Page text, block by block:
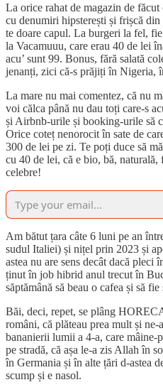
La orice rahat de magazin de făcut
cu denumiri hipsterești și frișcă
te doare capul. La burgeri la fel,
la Vacamuuu, care erau 40 de lei
acu’ sunt 99. Bonus, fără salată
jenanți, zici că-s prăjiți în Nigeria,
La mare nu mai comentez, că nu
voi călca până nu dau toți care-s
și Airbnb-urile și booking-urile să
Orice coteț nenorocit în sate de
300 de lei pe zi. Te poți duce să
cu 40 de lei, că e bio, bă,
celebre!
Am bătut țara câte 6 luni pe an
sudul Italiei) și nițel prin 2023 și
astea nu are sens decât dacă pleci
ținut în job hibrid anul trecut în
săptămână să beau o cafea și să
Băi, deci, repet, se plâng
români, că plăteau prea mult și
bananierii lumii a 4-a, care mâine-
pe stradă, că așa le-a zis Allah în
în Germania și în alte țări d-astea
scump și e nasol.